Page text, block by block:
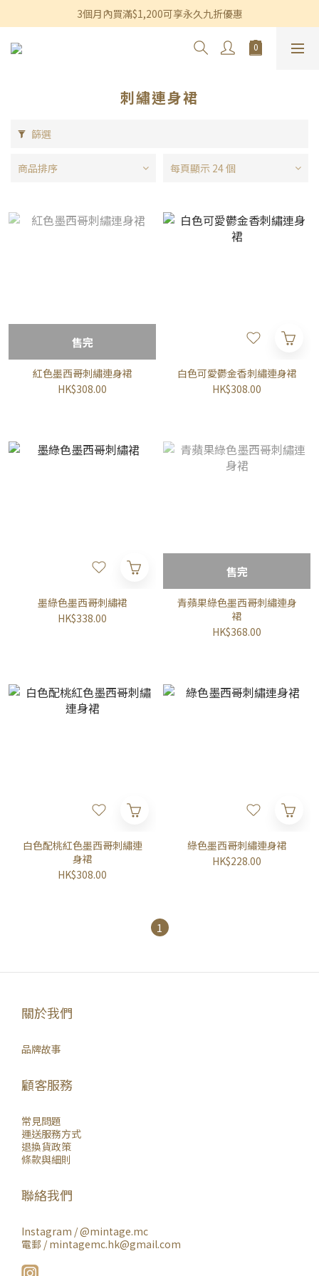
香港及澳門訂單滿$600即享免運費優惠
3個月內買滿$1,200可享永久九折優惠
香港及澳門訂單滿$600即享免運費優惠
刺繡連身裙
篩選
商品排序 每頁顯示 24 個
售完
紅色墨西哥刺繡連身裙
HK$308.00
白色可愛鬱金香刺繡連身裙
HK$308.00
墨綠色墨西哥刺繡裙
HK$338.00
售完
青蘋果綠色墨西哥刺繡連身
裙
HK$368.00
白色配桃紅色墨西哥刺繡連
身裙
HK$308.00
綠色墨西哥刺繡連身裙
HK$228.00
1
關於我們
品牌故事
顧客服務
常見問題
運送服務方式
退換貨政策
條款與細則
聯絡我們
Instagram /@mintage.mc
電郵 / mintagemc.hk@gmail.com